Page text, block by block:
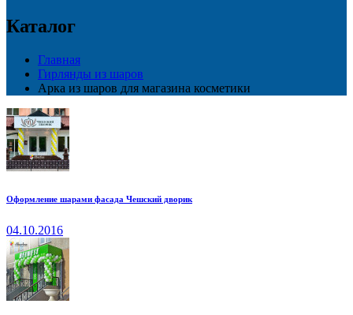
Каталог
Главная
Гирлянды из шаров
Арка из шаров для магазина косметики
Оформление шарами фасада Чешский дворик
04.10.2016